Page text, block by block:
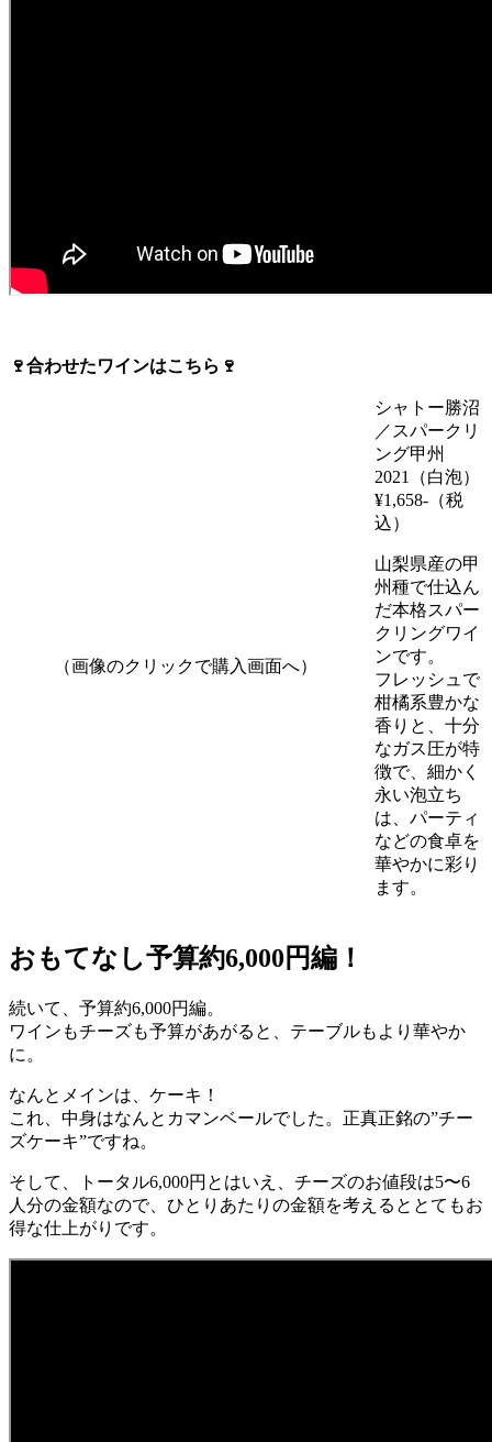
🍷合わせたワインはこちら🍷
（画像のクリックで購入画面へ）
シャトー勝沼
／スパークリ
ング甲州
2021（白泡）
¥1,658-（税
込）
山梨県産の甲
州種で仕込ん
だ本格スパー
クリングワイ
ンです。
フレッシュで
柑橘系豊かな
香りと、十分
なガス圧が特
徴で、細かく
永い泡立ち
は、パーティ
などの食卓を
華やかに彩り
ます。
おもてなし予算約6,000円編！
続いて、予算約6,000円編。
ワインもチーズも予算があがると、テーブルもより華やか
に。
なんとメインは、ケーキ！
これ、中身はなんとカマンベールでした。正真正銘の”チー
ズケーキ”ですね。
そして、トータル6,000円とはいえ、チーズのお値段は5〜6
人分の金額なので、ひとりあたりの金額を考えるととてもお
得な仕上がりです。